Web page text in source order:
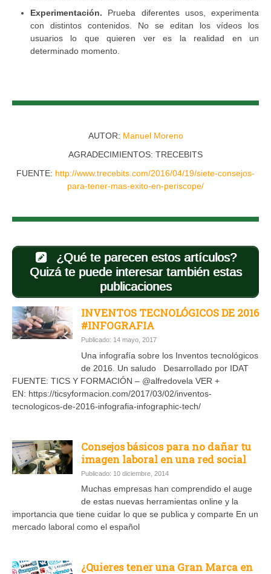
Experimentación. Prueba diferentes usos, experimenta
con distintos contenidos. No se editan los vídeos los
usuarios lo que quieren ver es la realidad en un
determinado momento.
AUTOR: Manuel Moreno
AGRADECIMIENTOS: TRECEBITS
FUENTE: http://www.trecebits.com/2016/04/19/siete-consejos-
para-tener-mas-exito-en-periscope/
¿Qué te parecen estos artículos?
Quizá te puede interesar también estas
publicaciones
INVENTOS TECNOLÓGICOS DE 2016
#INFOGRAFIA
Publicado: 14 mayo, 2017
Una infografía sobre los Inventos tecnológicos
de 2016. Un saludo Desarrollado por IDAT
FUENTE: TICS Y FORMACIÓN – @alfredovela VER +
EN: https://ticsyformacion.com/2017/03/02/inventos-
tecnologicos-de-2016-infografia-infographic-tech/
Consejos básicos para no dañar tu
imagen laboral en una red social
Publicado: 10 diciembre, 2014
Muchas empresas han comprendido el auge
de estas nuevas herramientas online y la
importancia que tiene cuidar lo que se publica y comparte En un
mercado laboral como el español
¿Quieres tener una Gran Marca en